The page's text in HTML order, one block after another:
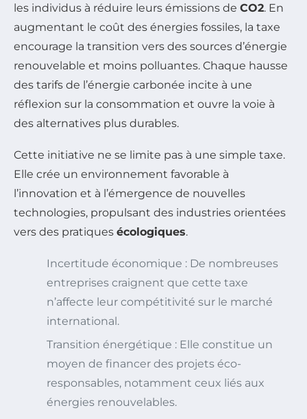
les individus à réduire leurs émissions de CO2. En
augmentant le coût des énergies fossiles, la taxe
encourage la transition vers des sources d’énergie
renouvelable et moins polluantes. Chaque hausse
des tarifs de l’énergie carbonée incite à une
réflexion sur la consommation et ouvre la voie à
des alternatives plus durables.
Cette initiative ne se limite pas à une simple taxe.
Elle crée un environnement favorable à
l’innovation et à l’émergence de nouvelles
technologies, propulsant des industries orientées
vers des pratiques écologiques.
Incertitude économique : De nombreuses
entreprises craignent que cette taxe
n’affecte leur compétitivité sur le marché
international.
Transition énergétique : Elle constitue un
moyen de financer des projets éco-
responsables, notamment ceux liés aux
énergies renouvelables.